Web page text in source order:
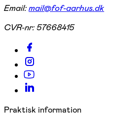
Email:mail@fof-aarhus.dk
CVR-nr:57668415
Praktisk information